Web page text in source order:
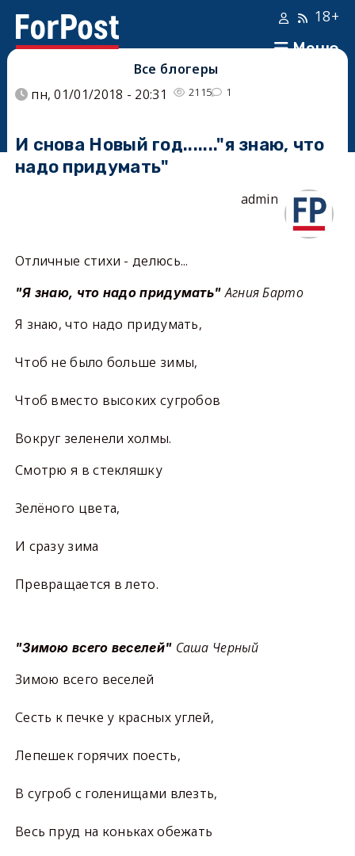
Меню
18+
Все блогеры
пн, 01/01/2018 - 20:31
2115 1
И снова Новый год......."я знаю, что
надо придумать"
admin
Отличные стихи - делюсь...
"Я знаю, что надо придумать" Агния Барто
Я знаю, что надо придумать,
Чтоб не было больше зимы,
Чтоб вместо высоких сугробов
Вокруг зеленели холмы.
Смотрю я в стекляшку
Зелёного цвета,
И сразу зима
Превращается в лето.
"Зимою всего веселей" Саша Черный
Зимою всего веселей
Сесть к печке у красных углей,
Лепешек горячих поесть,
В сугроб с голенищами влезть,
Весь пруд на коньках обежать